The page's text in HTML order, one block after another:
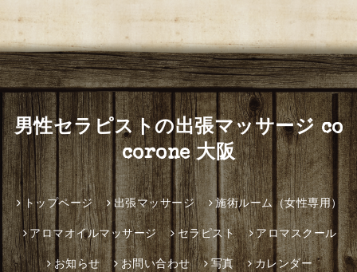
男性セラピストの出張マッサージ co
corone 大阪
トップページ 出張マッサージ 施術ルーム（女性専用）
アロマオイルマッサージ セラピスト アロマスクール
お知らせ お問い合わせ 写真 カレンダー